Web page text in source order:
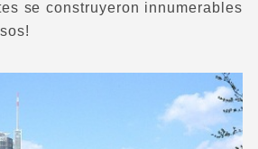
se construyeron innumerables